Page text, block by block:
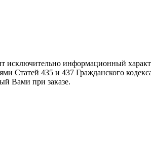
исключительно информационный
Статей 435 и 437 Гражданского
Вами при заказе.